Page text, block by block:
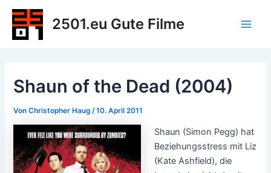
Zum
Inhalt
springen
2501.eu Gute Filme
Shaun of the Dead (2004)
VonChristopher Haug/10. April 2011
Shaun (Simon Pegg) hat
Beziehungsstress mit Liz
(Kate Ashfield), die